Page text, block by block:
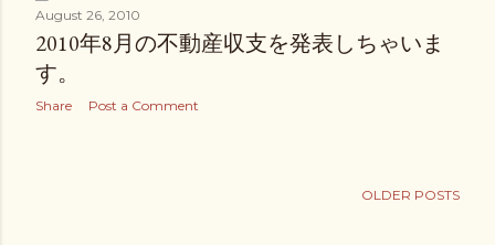
s
t
s
August 26, 2010
2010年8月の不動産収支を発表しちゃいま
す。
Share Post a Comment
OLDER POSTS